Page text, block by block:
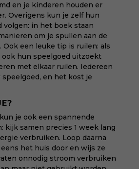
en je kinderen houden er
Overigens kun je zelf hun
volgen: in het boek staan
om je spullen aan de
Ook een leuke tip is ruilen: als
ook hun speelgoed uitzoekt
met elkaar ruilen. Iedereen
en het kost je
je ook een spannende
kijk samen precies 1 week lang
verbruiken. Loop daarna
het huis door en wijs ze
onnodig stroom verbruiken